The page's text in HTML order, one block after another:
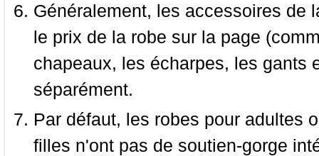
Généralement, les accessoires de
le prix de la robe sur la page
chapeaux, les écharpes, les gants
séparément.
Par défaut, les robes pour adultes
filles n'ont pas de soutien-gorge